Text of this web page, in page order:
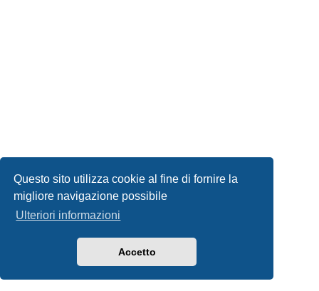
Questo sito utilizza cookie al fine di fornire la
migliore navigazione possibile
Ulteriori informazioni
Accetto